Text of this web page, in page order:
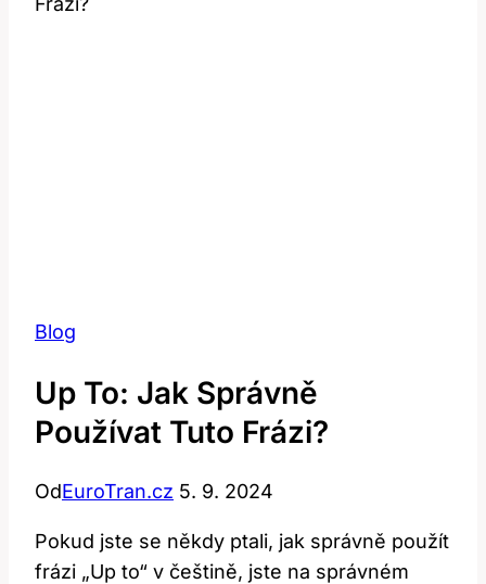
Blog
Up To: Jak Správně
Používat Tuto Frázi?
OdEuroTran.cz 5. 9. 2024
Pokud jste se někdy ptali, jak správně použít
frázi „Up to“ v češtině, jste na správném